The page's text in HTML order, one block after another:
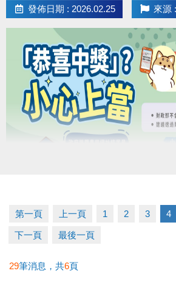
亞軍：[船井] 酸痛按摩機尊爵款
季軍：[快樂夥伴] 亞瑟士慢跑鞋
綜合排名[加碼獎] 總冠軍 1 名：[
吹風機
參賽優惠
於競賽期間內，參賽者出示本活
成績公佈
樓，並同步公告於中心官網及官方
3.如折抵不足，僅受理現金補差額
> 運動幣可全額或部分折抵
> 運動幣民眾使用說明 https://
※新北幣與運動幣限擇一使用，
用，皆不可退費。
發佈日期 : 2026.02.25 來源
第一頁 上一頁 1 2 3 4
下一頁 最後一頁
29筆消息，共6頁